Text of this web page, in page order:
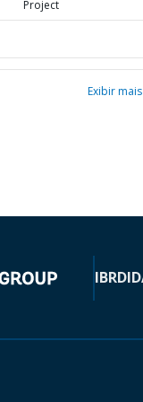
Project
Exibir mais
IBRD